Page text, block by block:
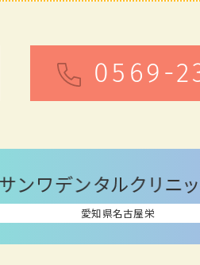
0569-
愛知県名古屋栄